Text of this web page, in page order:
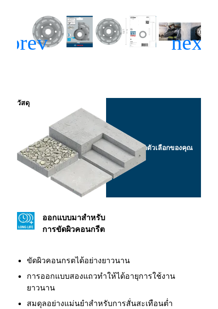
ออกแบบมาสำหรับ
การขัดผิวคอนกรีต
ขัดผิวคอนกรตได้อย่างยาวนาน
การออกแบบสองแถวทำให้ได้อายุการใช้งาน
ยาวนาน
สมดุลอย่างแม่นยำสำหรับการสั่นสะเทือนต่ำ
วัสดุ
เลือกตัวเลือกของคุณ